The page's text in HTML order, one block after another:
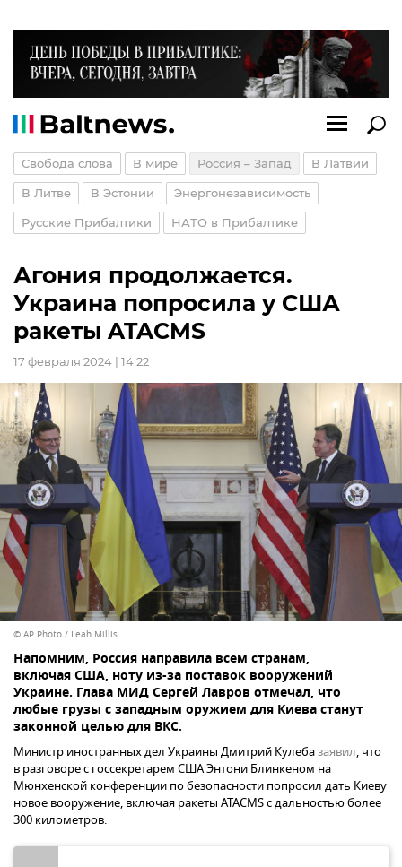
Свобода слова В мире Россия – Запад В Латвии
В Литве В Эстонии Энергонезависимость
Русские Прибалтики НАТО в Прибалтике
Агония продолжается.
Украина попросила у США
ракеты ATACMS
17 февраля 2024 | 14:22
© AP Photo / Leah Millis
Напомним, Россия направила всем странам,
включая США, ноту из-за поставок вооружений
Украине. Глава МИД Сергей Лавров отмечал, что
любые грузы с западным оружием для Киева станут
законной целью для ВКС.
Министр иностранных дел Украины Дмитрий Кулебазаявил, что
в разговоре с госсекретарем США Энтони Блинкеном на
Мюнхенской конференции по безопасности попросил дать Киеву
новое вооружение, включая ракеты ATACMS с дальностью более
300 километров.